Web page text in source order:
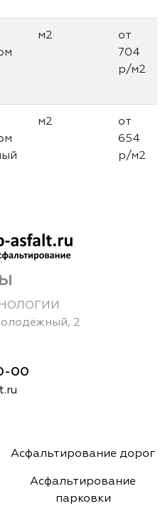
м2
от
704
р/м2
м2
от
654
р/м2
2
00
Асфальтирование дорог
Асфальтирование
парковки